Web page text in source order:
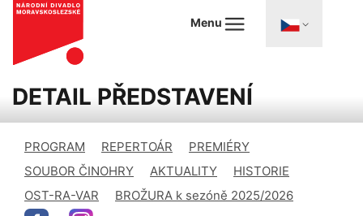
Menu
DETAIL PŘEDSTAVENÍ
PROGRAM REPERTOÁR
PREMIÉRY
SOUBOR ČINOHRY
AKTUALITY
HISTORIE
OST-RA-VAR
BROŽURA k sezóně 2025/2026